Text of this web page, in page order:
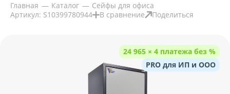
Главная Каталог
Сейфы для офиса
Артикул: S10399780944
В сравнение Поделиться
24 965 × 4 платежа без %
PRO для ИП и ООО